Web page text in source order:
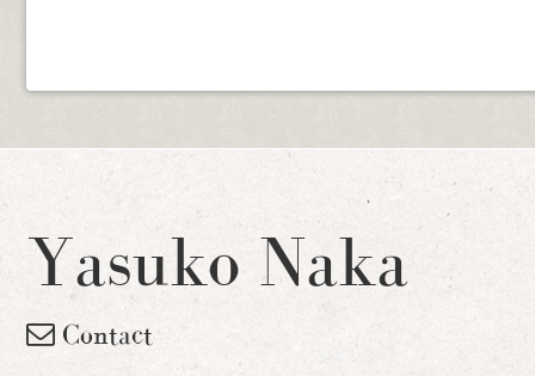
Yasuko Naka
Contact